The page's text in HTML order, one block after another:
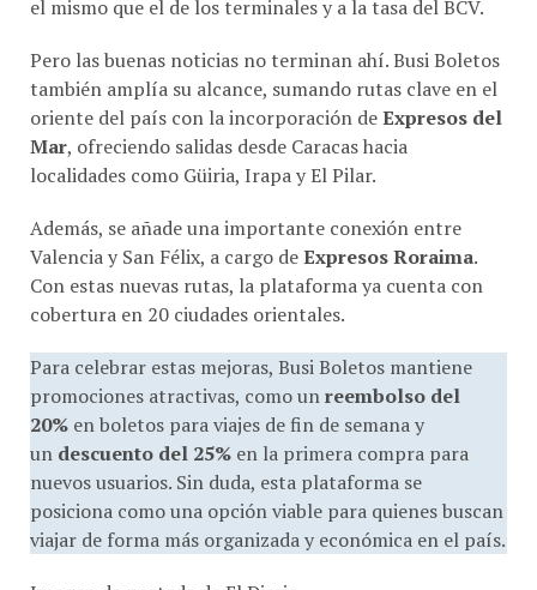
también amplía su alcance, sumando rutas clave en el
oriente del país con la incorporación deExpresos del
Mar, ofreciendo salidas desde Caracas hacia
localidades como Güiria, Irapa y El Pilar.
Valencia y San Félix, a cargo deExpresos Roraima
Con estas nuevas rutas, la plataforma ya cuenta con
cobertura en 20 ciudades orientales.
promociones atractivas, como unreembolso del
20%en boletos para viajes de fin de semana y
undescuento del 25%en la primera compra para
nuevos usuarios. Sin duda, esta plataforma se
posiciona como una opción viable para quienes buscan
viajar de forma más organizada y económica en el país.